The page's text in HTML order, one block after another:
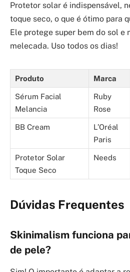
Protetor solar é indispensável,
toque seco, o que é ótimo para
Ele protege super bem do sol e
melecada. Uso todos os dias!
Produto Marca
Sérum Facial
Melancia
Ruby
Rose
BB Cream
L’Oréal
Paris
Protetor Solar
Toque Seco
Needs
Dúvidas Frequentes
Skinimalism funciona
de pele?